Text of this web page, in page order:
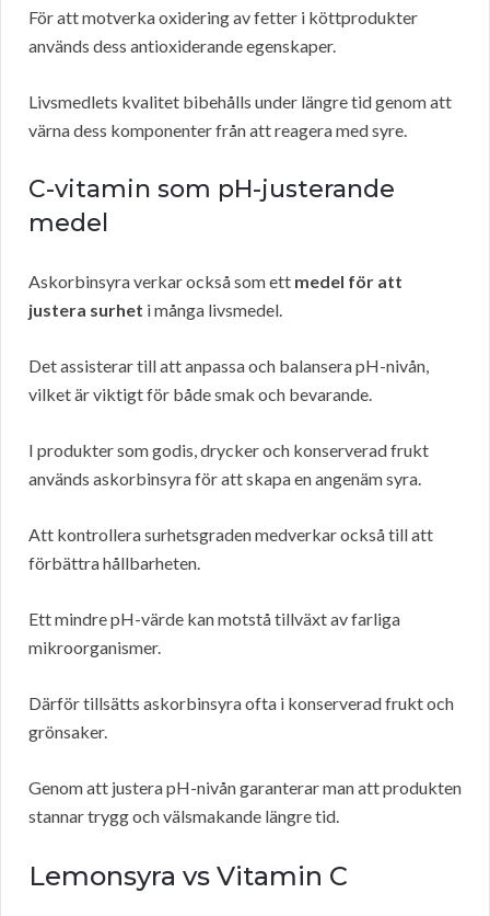
För att motverka oxidering av fetter i köttprodukter
används dess antioxiderande egenskaper.
Livsmedlets kvalitet bibehålls under längre tid genom att
värna dess komponenter från att reagera med syre.
C-vitamin som pH-justerande
medel
Askorbinsyra verkar också som ett medel för att
justera surhet i många livsmedel.
Det assisterar till att anpassa och balansera pH-nivån,
vilket är viktigt för både smak och bevarande.
I produkter som godis, drycker och konserverad frukt
används askorbinsyra för att skapa en angenäm syra.
Att kontrollera surhetsgraden medverkar också till att
förbättra hållbarheten.
Ett mindre pH-värde kan motstå tillväxt av farliga
mikroorganismer.
Därför tillsätts askorbinsyra ofta i konserverad frukt och
grönsaker.
Genom att justera pH-nivån garanterar man att produkten
stannar trygg och välsmakande längre tid.
Lemonsyra vs Vitamin C